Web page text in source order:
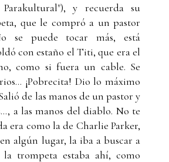
y recuerda su
que le compró a un pastor
se puede tocar más, está
con estaño el Titi, que era el
como si fuera un cable. Se
¡Pobrecita! Dio lo máximo
de las manos de un pastor y
a las manos del diablo. No te
era como la de Charlie Parker,
algún lugar, la iba a buscar a
trompeta estaba ahí, como